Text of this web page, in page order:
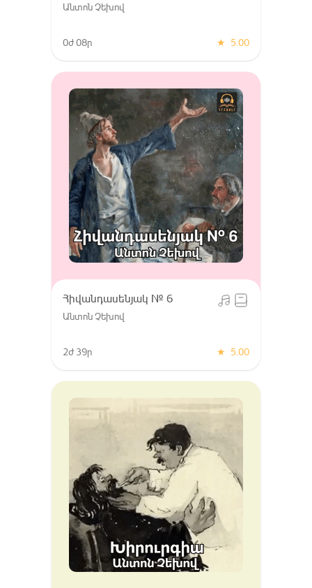
Անտոն Չեխով
0ժ 08ր ★ 5.00
Հիվանդասենյակ № 6
Անտոն Չեխով
2ժ 39ր ★ 5.00